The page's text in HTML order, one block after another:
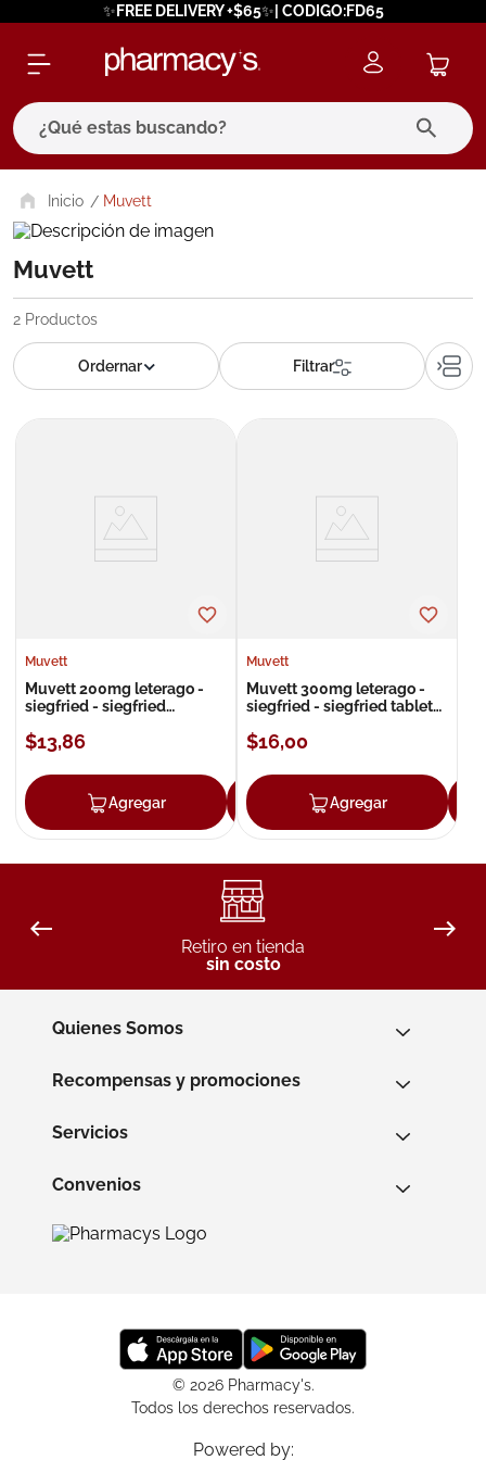
✨FREE DELIVERY +$65✨| CODIGO:FD65
¿Qué estas buscando?
Muvett
Muvett
2 Productos
Muvett
Muvett 200mg leterago -
siegfried - siegfried
$13,86
Agregar Agregar
Muvett
Muvett 300mg leterago -
siegfried - siegfried tableta
$16,00
Agregar
Retiro en tienda
sin costo
Quienes Somos
Recompensas y promociones
Servicios
Convenios
© 2026 Pharmacy's.
Todos los derechos reservados.
Powered by:
términos más buscados
1. eucerin
2. protector solar
3. bioderma
5. cerave
roche posay
megacistin